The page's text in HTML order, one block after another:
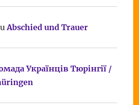
Abschied und Trauer
Українців Тюрінгії /